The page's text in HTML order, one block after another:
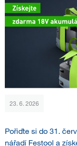
23. 6. 2026
Pořiďte si do 31.
nářadí Festool a